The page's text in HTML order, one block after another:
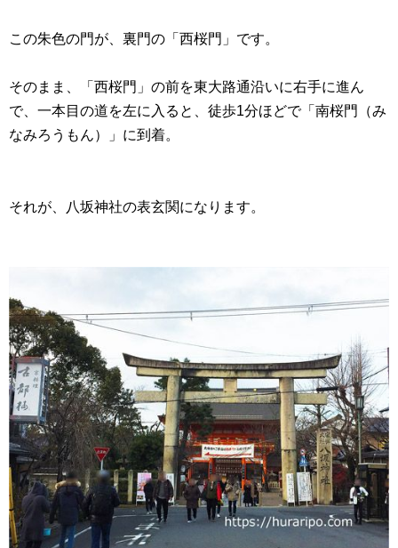
この朱色の門が、裏門の「西桜門」です。
そのまま、「西桜門」の前を東大路通沿いに右手に進ん
で、一本目の道を左に入ると、徒歩1分ほどで「南桜門（み
なみろうもん）」に到着。
それが、八坂神社の表玄関になります。